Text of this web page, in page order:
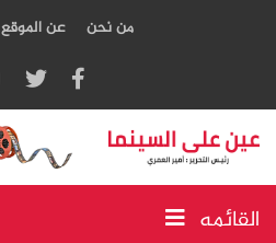
من نحن عن الموقع
القائمه